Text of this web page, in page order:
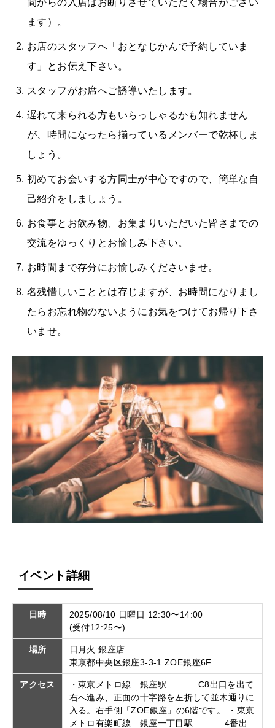
ます）。
お店のスタッフへ「おとなじかんで予約していま
す」とお伝え下さい。
スタッフがお席へご誘導いたします。
遅れて来られる方もいらっしゃるかも知れません
が、時間になったら揃っているメンバーで乾杯しま
しょう。
初めてお会いする方同士が中心ですので、簡単な自
己紹介をしましょう。
お食事とお飲み物、お集まりいただいた皆さまでの
交流をゆっくりとお愉しみ下さい。
お時間まで存分にお愉しみくださいませ。
名残惜しいこととは存じますが、お時間になりまし
たらお忘れ物のないようにお気をつけてお帰り下さ
いませ。
イベント詳細
日時
2025/08/10 日曜日 12:30〜14:00
(受付12:25〜)
場所
日月火 銀座店
東京都中央区銀座3-3-1 ZOE銀座6F
アクセス
・東京メトロ線 銀座駅 … C8出口を出て
右へ進み、正面の十字路を左折して並木通りに
入る。右手側「ZOE銀座」の6階です。 ・東京
メトロ有楽町線 銀座一丁目駅 … 4番出